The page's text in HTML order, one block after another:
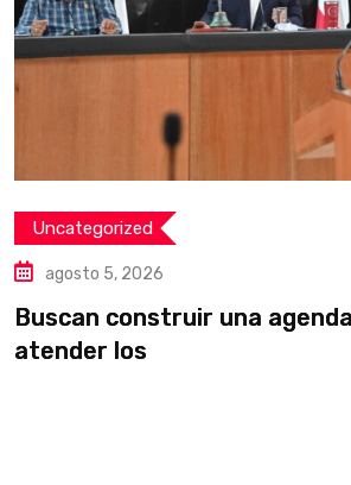
Uncategorized
agosto 5, 2026
Buscan construir una
atender los